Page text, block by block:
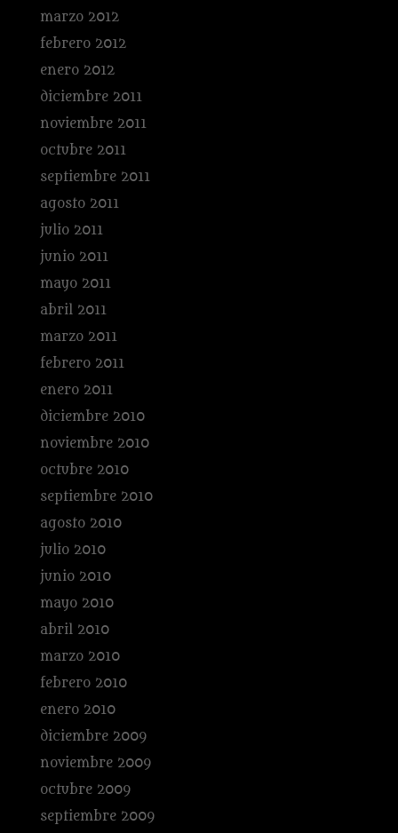
marzo 2012
febrero 2012
enero 2012
diciembre 2011
noviembre 2011
octubre 2011
septiembre 2011
agosto 2011
julio 2011
junio 2011
mayo 2011
abril 2011
marzo 2011
febrero 2011
enero 2011
diciembre 2010
noviembre 2010
octubre 2010
septiembre 2010
agosto 2010
julio 2010
junio 2010
mayo 2010
abril 2010
marzo 2010
febrero 2010
enero 2010
diciembre 2009
noviembre 2009
octubre 2009
septiembre 2009